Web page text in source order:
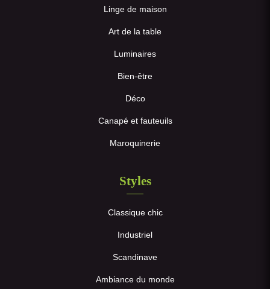
Linge de maison
Art de la table
Luminaires
Bien-être
Déco
Canapé et fauteuils
Maroquinerie
Styles
Classique chic
Industriel
Scandinave
Ambiance du monde